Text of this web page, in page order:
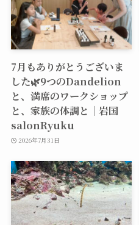
7月もありがとうございま
した🌿9つのDandelion
と、満席のワークショップ
と、家族の体調と｜岩国
salonRyuku
2026年7月31日